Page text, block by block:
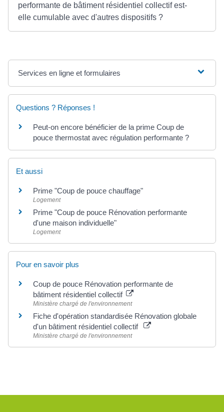
performante de bâtiment résidentiel collectif est-
elle cumulable avec d'autres dispositifs ?
Services en ligne et formulaires
Questions ? Réponses !
Peut-on encore bénéficier de la prime Coup de
pouce thermostat avec régulation performante ?
Et aussi
Prime "Coup de pouce chauffage"
Logement
Prime "Coup de pouce Rénovation performante
d'une maison individuelle"
Logement
Pour en savoir plus
Coup de pouce Rénovation performante de
bâtiment résidentiel collectif
Ministère chargé de l'environnement
Fiche d'opération standardisée Rénovation globale
d'un bâtiment résidentiel collectif
Ministère chargé de l'environnement